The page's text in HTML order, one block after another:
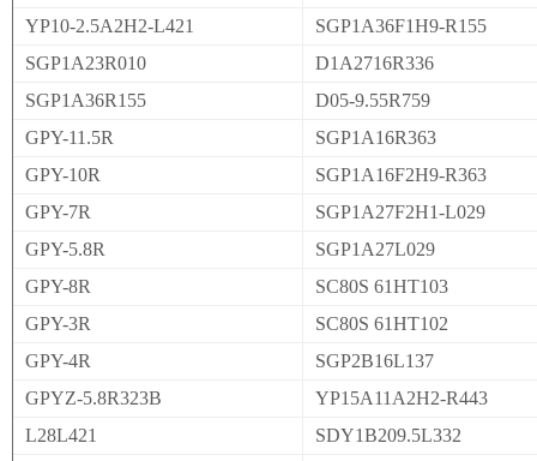
YP10-2.5A2H2-L421
SGP1A36F1H9-R155
SGP1A23R010
D1A2716R336
SGP1A36R155
D05-9.55R759
GPY-11.5R
SGP1A16R363
GPY-10R
SGP1A16F2H9-R363
GPY-7R
SGP1A27F2H1-L029
GPY-5.8R
SGP1A27L029
GPY-8R
SC80S 61HT103
GPY-3R
SC80S 61HT102
GPY-4R
SGP2B16L137
GPYZ-5.8R323B
YP15A11A2H2-R443
L28L421
SDY1B209.5L332